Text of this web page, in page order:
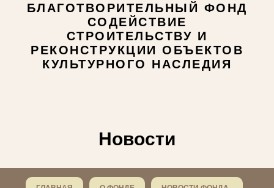
БЛАГОТВОРИТЕЛЬНЫЙ ФОНД
СОДЕЙСТВИЕ
СТРОИТЕЛЬСТВУ И
РЕКОНСТРУКЦИИ ОБЪЕКТОВ
КУЛЬТУРНОГО НАСЛЕДИЯ
Новости